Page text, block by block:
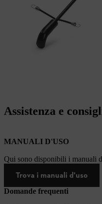
Assistenza e
MANUALI D'USO
Qui sono disponibili i manuali
Trova i manuali d'uso
Domande frequenti